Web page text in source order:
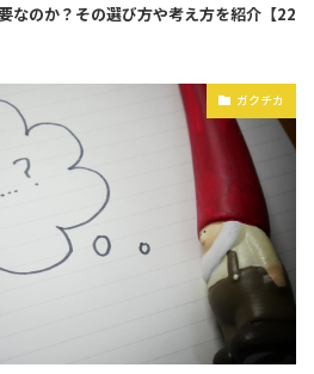
なのか？その選び方や考え方を紹介【22
ガクチカ